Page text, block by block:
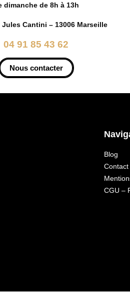
dimanche de 8h à 13h
Jules Cantini – 13006 Marseille
04 91 85 43 62
Nous contacter
Blog
Contact
CGU –